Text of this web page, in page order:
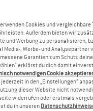
Cookies und
Außerdem bieten wir
und Werbung zu personalisieren,
Media-, Werbe- und
Garantien zum Schutz
erklärst du dich damit
notwendigen Cookie
jederzeit in den „Einstellungen“
dieser Website nicht
widerrufen oder erstmals
du in unseren